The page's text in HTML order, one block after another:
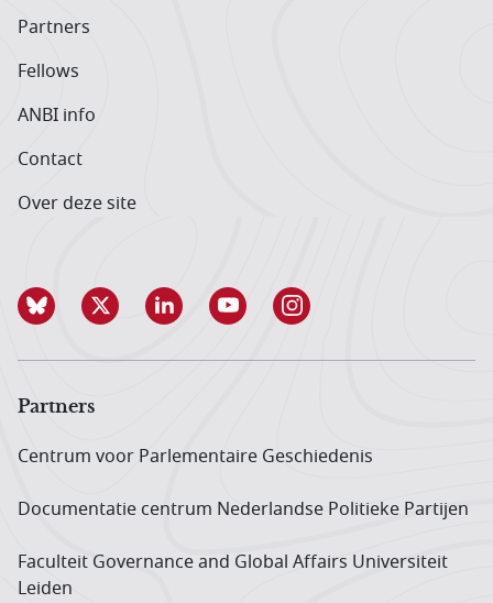
Partners
Fellows
ANBI info
Contact
Over deze site
Partners
Centrum voor Parlementaire Geschiedenis
Documentatie centrum Neder­landse Politieke Partijen
Faculteit Governance and Global Affairs Universiteit
Leiden